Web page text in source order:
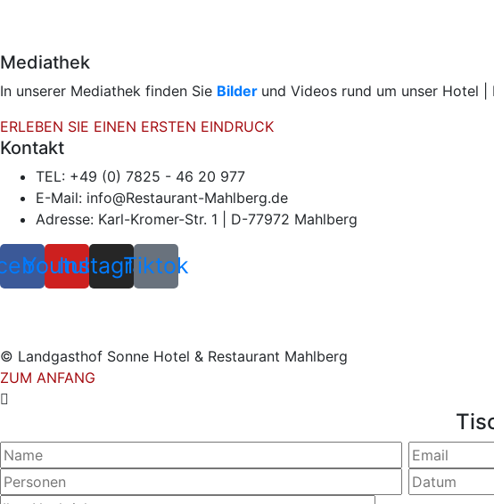
Mediathek
In unserer Mediathek finden Sie Bilder und Videos rund um unser Hotel |
ERLEBEN SIE EINEN ERSTEN EINDRUCKERLEBEN
ERSTEN
EINDRUCKMEDIATHEK
Kontakt
TEL: +49 (0) 7825 - 46 20 977
E-Mail: info@Restaurant-Mahlberg.de
Adresse: Karl-Kromer-Str. 1 | D-77972 Mahlberg
Youtube
Instagram
Tiktok
© Landgasthof Sonne Hotel & Restaurant Mahlberg
ZUM ANFANG